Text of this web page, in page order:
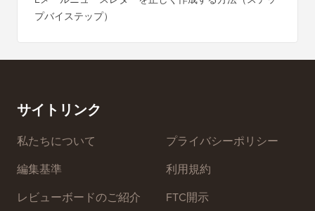
か？（比較）
比較：WordPressのベストEコマースプラグイン5選